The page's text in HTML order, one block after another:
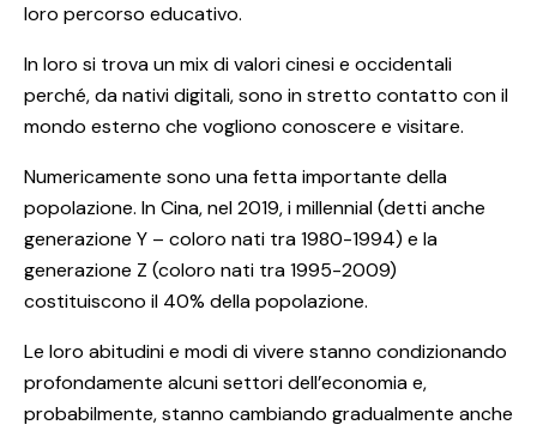
loro percorso educativo.
In loro si trova un mix di valori cinesi e occidentali
perché, da nativi digitali, sono in stretto contatto con il
mondo esterno che vogliono conoscere e visitare.
Numericamente sono una fetta importante della
popolazione. In Cina, nel 2019, i millennial (detti anche
generazione Y – coloro nati tra 1980-1994) e la
generazione Z (coloro nati tra 1995-2009)
costituiscono il 40% della popolazione.
Le loro abitudini e modi di vivere stanno condizionando
profondamente alcuni settori dell’economia e,
probabilmente, stanno cambiando gradualmente anche